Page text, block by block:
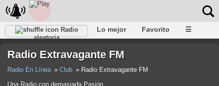
Radio
aleatoria
Lo mejor Favorito ☰
Radio Extravagante FM
Radio En Línea Club
Radio Extravagante FM
Una Radio con demasiada Pasión